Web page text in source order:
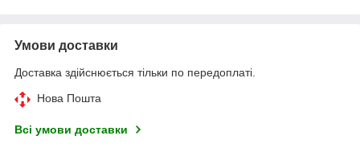
Умови доставки
Доставка здійснюється тільки по передоплаті.
Нова Пошта
Всі умови доставки